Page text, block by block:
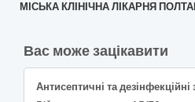
МІСЬКА КЛІНІЧНА ЛІКАРНЯ
Вас може зацікавити
Антисептичні та дезінфекційні